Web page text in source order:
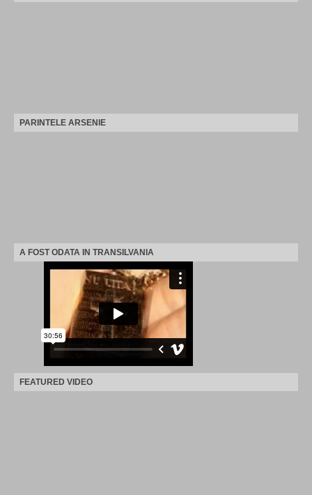
PARINTELE ARSENIE
A FOST ODATA IN TRANSILVANIA
FEATURED VIDEO